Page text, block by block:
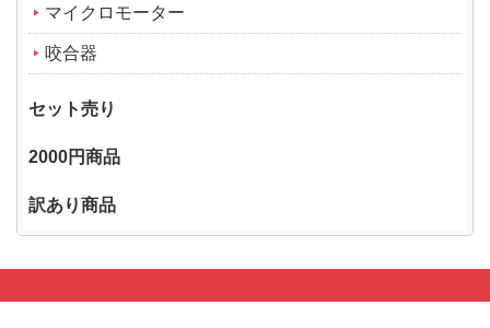
マイクロモーター
咬合器
セット売り
2000円商品
訳あり商品